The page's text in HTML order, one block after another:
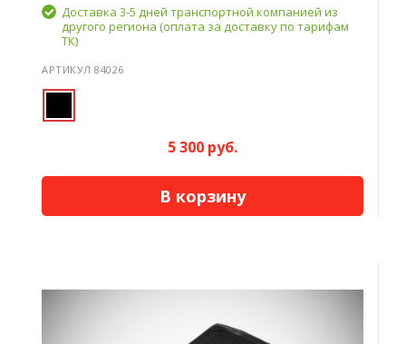
Доставка 3-5 дней транспортной компанией из
другого региона (оплата за доставку по тарифам
ТК)
АРТИКУЛ 84026
5 300 руб.
В корзину